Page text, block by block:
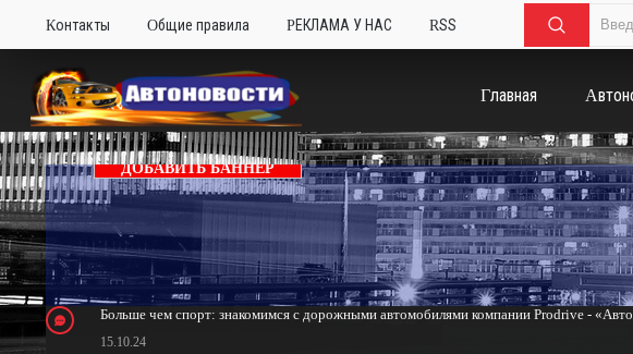
Контакты Общие правила РЕКЛАМА У НАС RSS
Главная
ДОБАВИТЬ БАННЕР
Больше чем спорт: знакомимся с дорожными автомобилями компании Prodrive -
15.10.24